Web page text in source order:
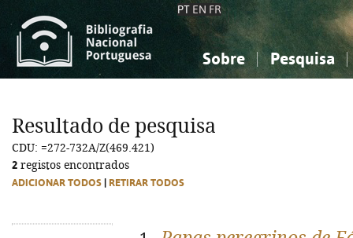
PT EN FR
Sobre Pesquisa
Ciências sociais...
Ciências sociais...
Resultado de pesquisa
CDU: =272-732A/Z(469.421)
2 registos encontrados
ADICIONAR TODOS RETIRAR TODOS